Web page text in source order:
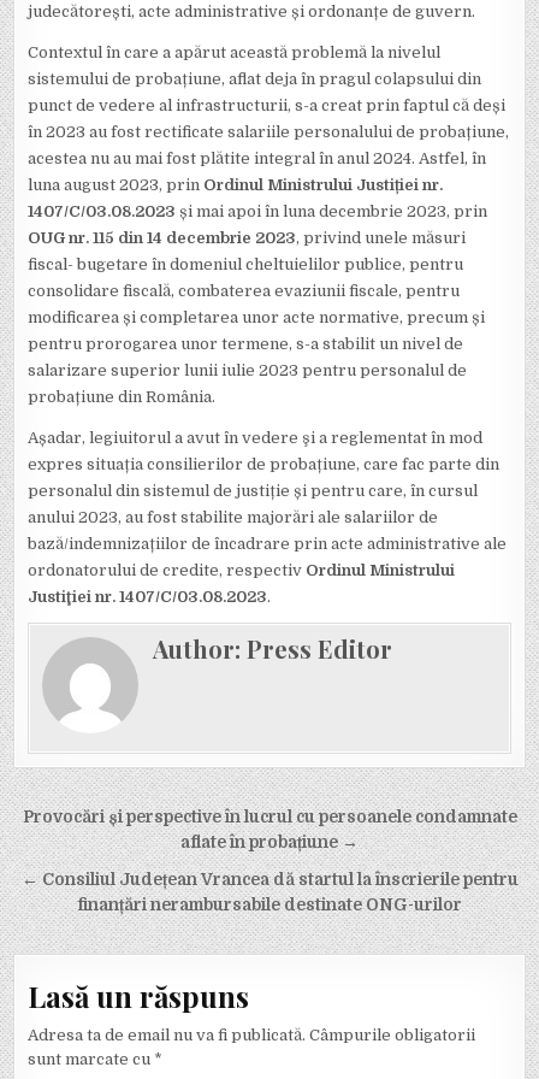
judecătorești, acte administrative și ordonanțe de guvern.
Contextul în care a apărut această problemă la nivelul
sistemului de probațiune, aflat deja în pragul colapsului din
punct de vedere al infrastructurii, s-a creat prin faptul că deși
în 2023 au fost rectificate salariile personalului de probațiune,
acestea nu au mai fost plătite integral în anul 2024. Astfel, în
luna august 2023, prin Ordinul Ministrului Justiției nr.
1407/C/03.08.2023 și mai apoi în luna decembrie 2023, prin
OUG nr. 115 din 14 decembrie 2023, privind unele măsuri
fiscal- bugetare în domeniul cheltuielilor publice, pentru
consolidare fiscală, combaterea evaziunii fiscale, pentru
modificarea și completarea unor acte normative, precum și
pentru prorogarea unor termene, s-a stabilit un nivel de
salarizare superior lunii iulie 2023 pentru personalul de
probațiune din România.
Așadar, legiuitorul a avut în vedere şi a reglementat în mod
expres situația consilierilor de probațiune, care fac parte din
personalul din sistemul de justiție și pentru care, în cursul
anului 2023, au fost stabilite majorări ale salariilor de
bază/indemnizațiilor de încadrare prin acte administrative ale
ordonatorului de credite, respectiv Ordinul Ministrului
Justiţiei nr. 1407/C/03.08.2023.
Author:Press Editor
Navigare în articole
Provocări și perspective în lucrul cu persoanele condamnate
aflate în probațiune →
← Consiliul Județean Vrancea dă startul la înscrierile pentru
finanțări nerambursabile destinate ONG-urilor
Lasă un răspuns
Adresa ta de email nu va fi publicată. Câmpurile obligatorii
sunt marcate cu *